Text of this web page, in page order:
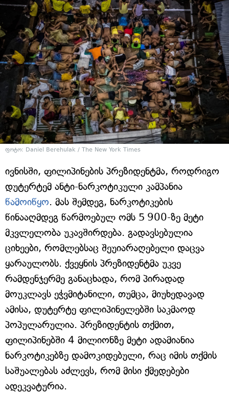
ფოტო: Daniel Berehulak / The New York Times
ივნისში, ფილიპინების პრეზიდენტმა, როდრიგო
დუტერტემ ანტი-ნარკოტიკული კამპანია
წამოიწყო. მას შემდეგ, ნარკოტიკების
წინააღმდეგ წარმოებულ ომს 5 900-ზე მეტი
მკვლელობა უკავშირდება. გადავსებულია
ციხეები, რომლებსაც შეუიარაღებელი დაცვა
ყარაულობს. ქვეყნის პრეზიდენტმა უკვე
რამდენჯერმე განაცხადა, რომ პირადად
მოუკლავს ეჭვმიტანილი, თუმცა, მიუხედავად
ამისა, დუტერტე ფილიპინელებში საკმაოდ
პოპულარულია. პრეზიდენტის თქმით,
ფილიპინებში 4 მილიონზე მეტი ადამიანია
ნარკოტიკებზე დამოკიდებული, რაც იმის თქმის
საშუალებას აძლევს, რომ მისი ქმედებები
ადეკვატურია.